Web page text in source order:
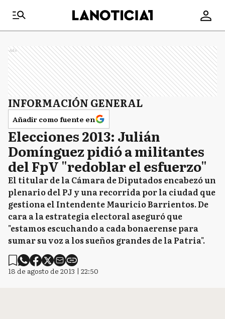
Ads
INFORMACIÓN GENERAL
Añadir como fuente en
Elecciones 2013: Julián
Domínguez pidió a militantes
del FpV "redoblar el esfuerzo"
El titular de la Cámara de Diputados encabezó un
plenario del PJ y una recorrida por la ciudad que
gestiona el Intendente Mauricio Barrientos. De
cara a la estrategia electoral aseguró que
"estamos escuchando a cada bonaerense para
sumar su voz a los sueños grandes de la Patria".
18 de agosto de 2013 | 22:50